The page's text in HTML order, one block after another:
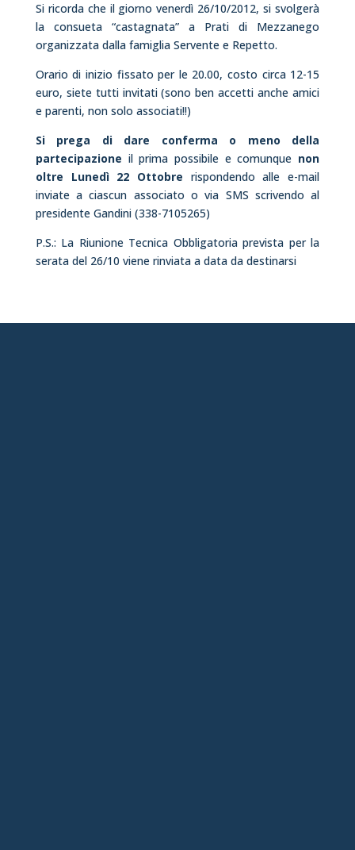
Si ricorda che il giorno venerdì 26/10/2012, si svolgerà
la consueta “castagnata” a Prati di Mezzanego
organizzata dalla famiglia Servente e Repetto.
Orario di inizio fissato per le 20.00, costo circa 12-15
euro, siete tutti invitati (sono ben accetti anche amici
e parenti, non solo associati!!)
Si prega di dare conferma o meno della
partecipazione il prima possibile e comunque non
oltre Lunedì 22 Ottobre rispondendo alle e-mail
inviate a ciascun associato o via SMS scrivendo al
presidente Gandini (338-7105265)
P.S.: La Riunione Tecnica Obbligatoria prevista per la
serata del 26/10 viene rinviata a data da destinarsi